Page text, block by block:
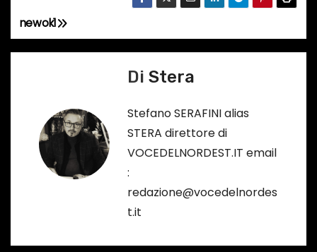
N
a
i
newok1
Di Stera
Stefano SERAFINI alias
STERA direttore di
VOCEDELNORDEST.IT email
:
redazione@vocedelnordes
t.it